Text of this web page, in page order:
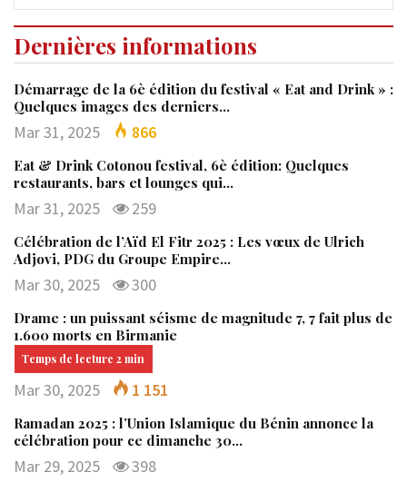
Dernières informations
Démarrage de la 6è édition du festival « Eat and Drink » :
Quelques images des derniers…
Mar 31, 2025 866
Eat & Drink Cotonou festival, 6è édition: Quelques
restaurants, bars et lounges qui…
Mar 31, 2025 259
Célébration de l’Aïd El Fitr 2025 : Les vœux de Ulrich
Adjovi, PDG du Groupe Empire…
Mar 30, 2025 300
Drame : un puissant séisme de magnitude 7, 7 fait plus de
1.600 morts en Birmanie
Mar 30, 2025 1 151
Ramadan 2025 : l’Union Islamique du Bénin annonce la
célébration pour ce dimanche 30…
Mar 29, 2025 398